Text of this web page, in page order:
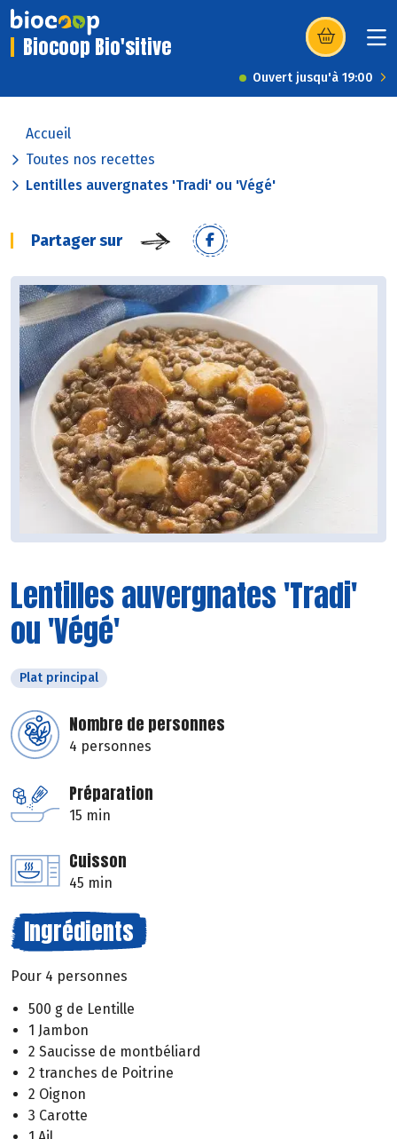
Biocoop Bio'sitive (s’ouvre dans
Ouvert jusqu'à 19:00
Accueil
Toutes nos recettes
Lentilles auvergnates 'Tradi' ou 'Végé'
Partager sur
Lentilles auvergnates 'Tradi'
ou 'Végé'
Plat principal
Nombre de personnes
4 personnes
Préparation
15 min
Cuisson
45 min
Ingrédients
Pour 4 personnes
500 g de Lentille
1 Jambon
2 Saucisse de montbéliard
2 tranches de Poitrine
2 Oignon
3 Carotte